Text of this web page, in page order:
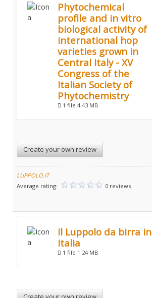
Phytochemical
profile and in vitro
biological activity of
international hop
varieties grown in
Central Italy - XV
Congress of the
Italian Society of
Phytochemistry
1 file 4.43 MB
Create your own review
LUPPOLO.IT
Average rating:
0 reviews
Il Luppolo da birra in
Italia
1 file 1.24 MB